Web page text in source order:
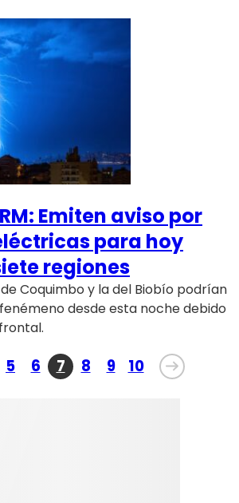
Emiten aviso por
para hoy
regiones
Coquimbo y la del Biobío podrían
desde esta noche debido